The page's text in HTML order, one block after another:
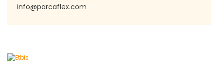
info@parcaflex.com